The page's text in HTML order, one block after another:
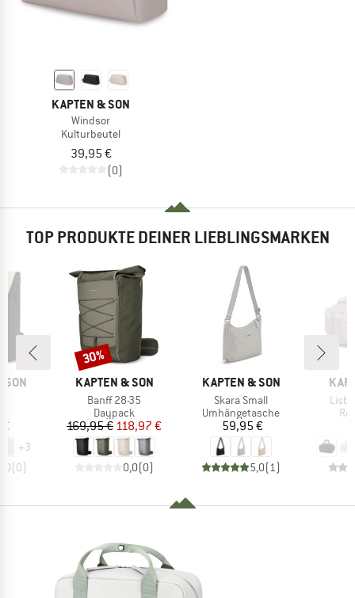
KAPTEN & SON
Windsor
Kulturbeutel
39,95 €
(0)
TOP PRODUKTE DEINER LIEBLINGSMARKEN
SON
+3
(0)
MARKE
KAPTEN & SON
Artikel
Banff 28-35
Produktgruppe
Daypack
Preis
169,95 €reduzierter Preis
118,97 €
0,0(0)
Rabatt
30%
MARKE
KAPTEN & SON
Artikel
Skara Small
Produktgruppe
Umhängetasche
Preis
59,95 €
5,0(1)